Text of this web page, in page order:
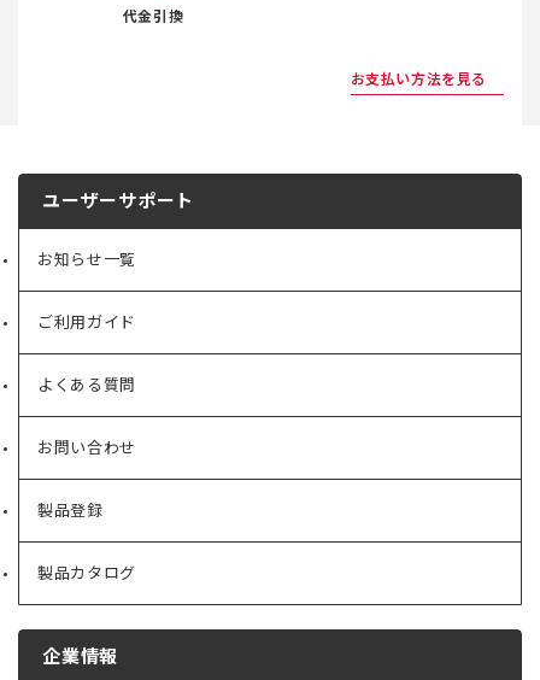
代金引換
お支払い方法を見る
ユーザーサポート
お知らせ一覧
ご利用ガイド
よくある質問
お問い合わせ
製品登録
製品カタログ
企業情報